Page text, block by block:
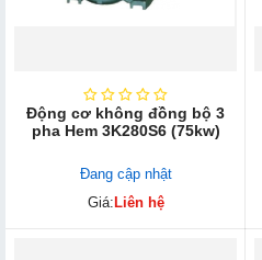
Động cơ không đồng bộ 3
pha Hem 3K280S6 (75kw)
Đang cập nhật
Giá: Liên hệ